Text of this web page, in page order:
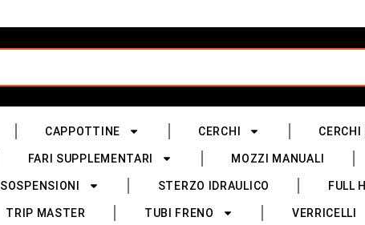
CAPPOTTINE CERCHI CERCHI
FARI SUPPLEMENTARI MOZZI MANUALI
SOSPENSIONI STERZO IDRAULICO FULL
TRIP MASTER TUBI FRENO VERRICELLI